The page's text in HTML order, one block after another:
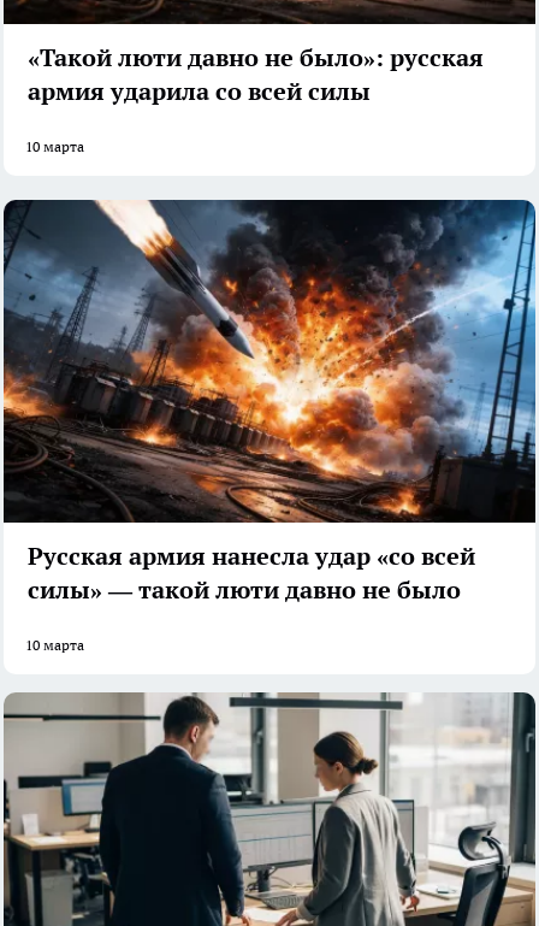
«Такой люти давно не было»: русская
армия ударила со всей силы
10 марта
Русская армия нанесла удар «со всей
силы» — такой люти давно не было
10 марта